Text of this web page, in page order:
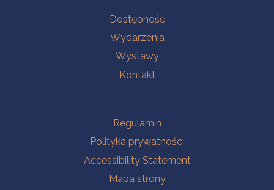
Dostępność
Wydarzenia
Wystawy
Kontakt
Regulamin
Polityka prywatności
Accessibility Statement
Mapa strony